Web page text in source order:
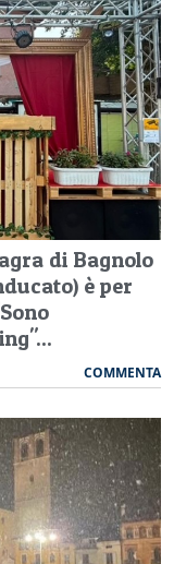
di Bagnolo
è per
COMMENTA